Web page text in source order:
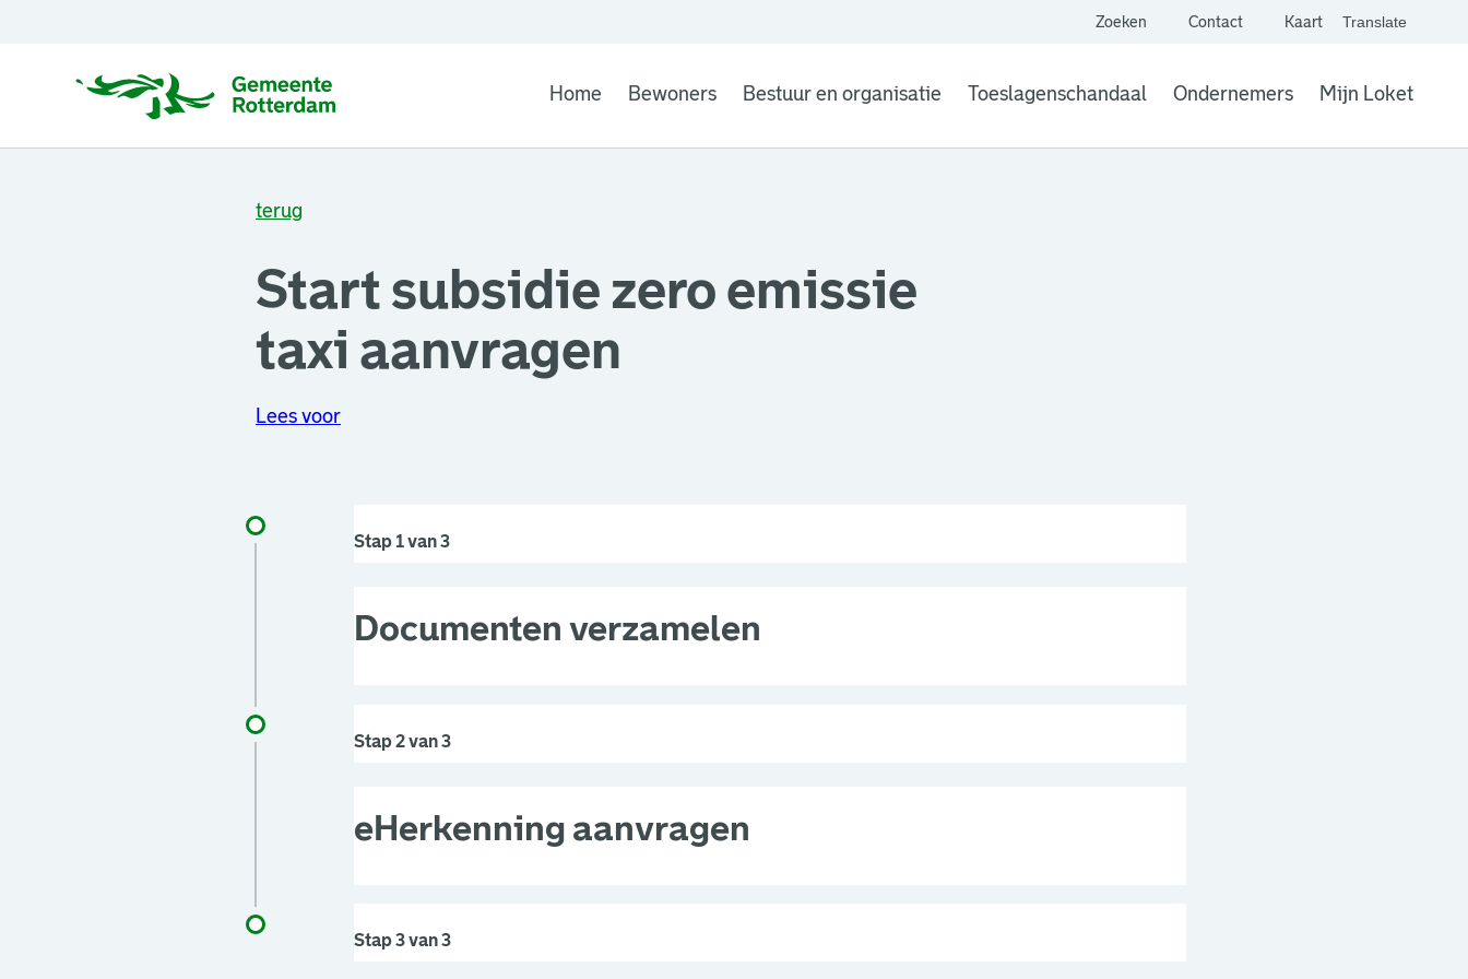
Zoeken Contact Kaart
. Link opent een
Translate
website,
Vertaal
Home Bewoners Bestuur en organisatie Toeslagenschandaal Ondernemers Mijn Loket
. Link opent een
terug
Start subsidie zero emissie
taxi aanvragen
Lees voor
Stap 1 van 3
Documenten verzamelen
Stap 2 van 3
eHerkenning aanvragen
Stap 3 van 3